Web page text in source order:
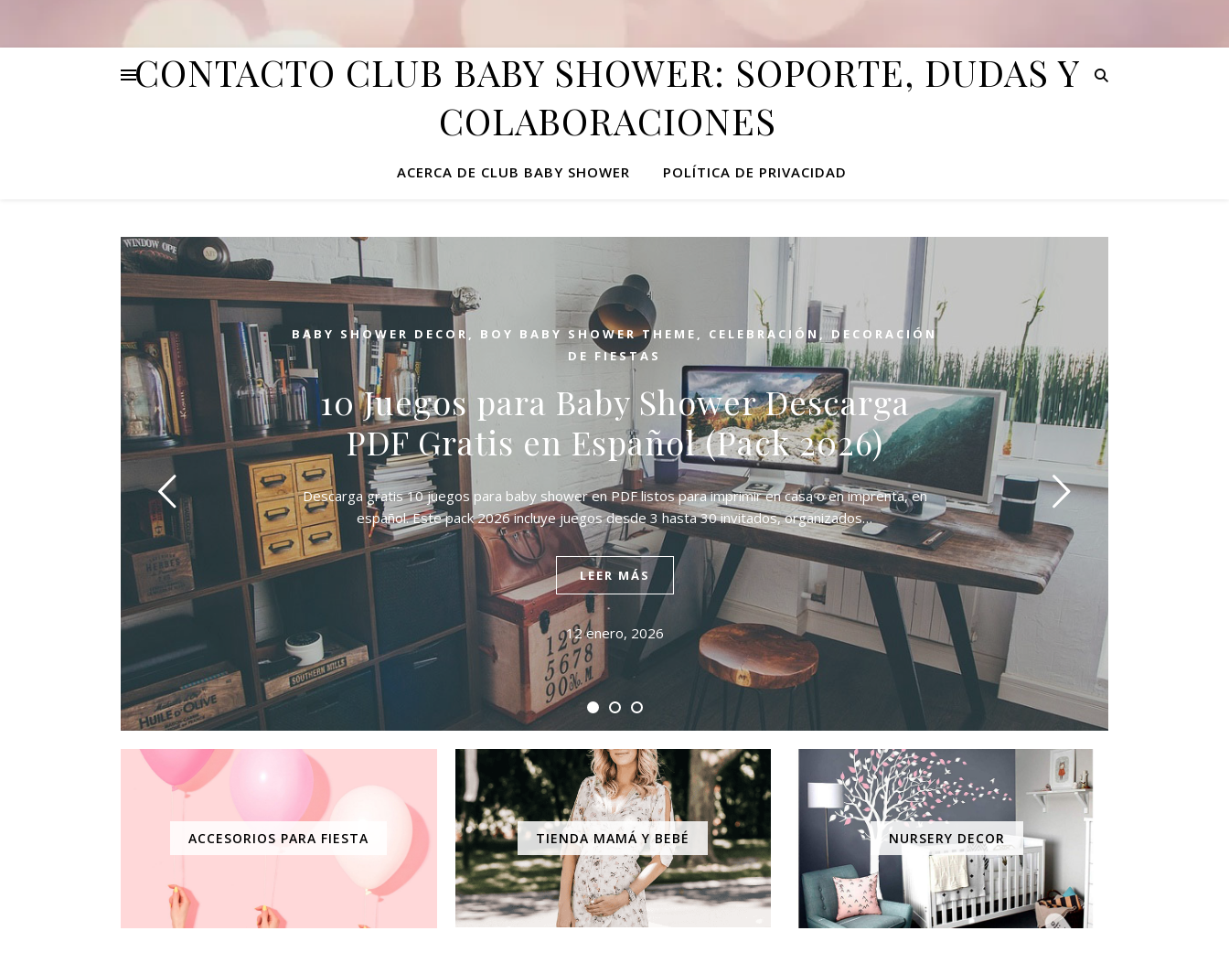
CONTACTO CLUB BABY SHOWER: SOPORTE, DUDAS Y
COLABORACIONES
ACERCA DE CLUB BABY SHOWER POLÍTICA DE PRIVACIDAD
BABY SHOWER DECOR, BOY BABY SHOWER THEME , CELEBRACIÓN ,DECORACIÓN
DE FIESTAS
10 Juegos para Baby Shower Descarga
PDF Gratis en Español (Pack 2026)
Descarga gratis 10 juegos para baby shower en PDF listos para imprimir en casa o en imprenta, en
español. Este pack 2026 incluye juegos desde 3 hasta 30 invitados, organizados…
LEER MÁS
12 enero, 2026
ACCESORIOS PARA FIESTA TIENDA MAMÁ Y BEBÉ NURSERY DECOR